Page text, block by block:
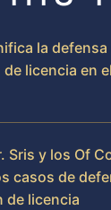
la
licencia en
Sris y los Of
casos de
de licencia